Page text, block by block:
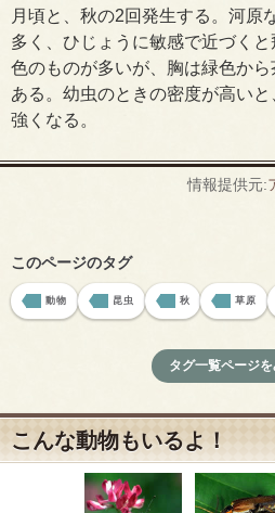
月頃と、秋の2回発生する。河原
多く、ひじょうに敏感で近づく
色のものが多いが、胸は緑色か
ある。幼虫のときの密度が高い
強くなる。
情報提供元:
このページのタグ
動物 昆虫 秋 草原
タグ一覧ページを
こんな動物もいるよ！